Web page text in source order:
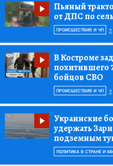
Пьяный
от ДПС по
ПРОИСШЕСТВИЯ И ЧП
В Костроме
похитившего
бойцов СВО
ПРОИСШЕСТВИЯ И ЧП
Украинские
удержать
подземным
ПОЛИТИКА В СТРАНЕ И